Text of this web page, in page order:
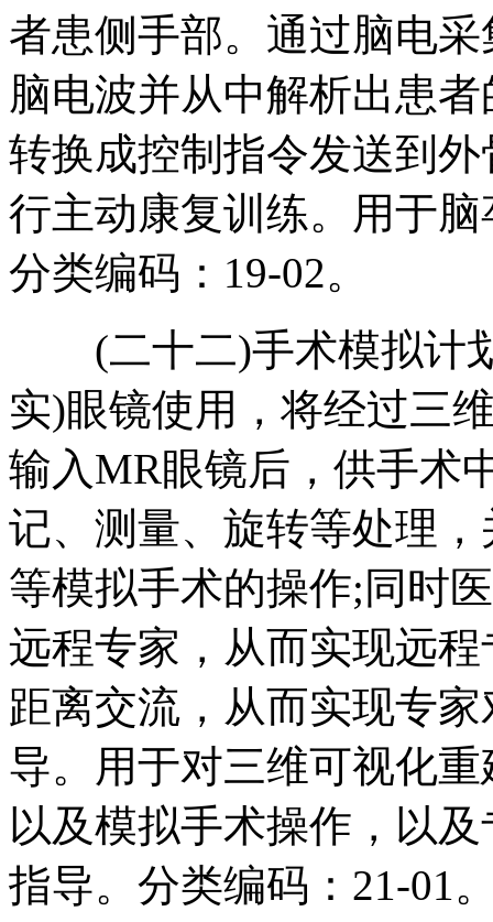
者患侧手部。通过脑电
脑电波并从中解析出患
转换成控制指令发送到
行主动康复训练。用于
分类编码：19-02。
(二十二)手术模拟计
实)眼镜使用，将经过三
输入MR眼镜后，供手术
记、测量、旋转等处理
等模拟手术的操作;同时
远程专家，从而实现远
距离交流，从而实现专
导。用于对三维可视化
以及模拟手术操作，以
指导。分类编码：21-01